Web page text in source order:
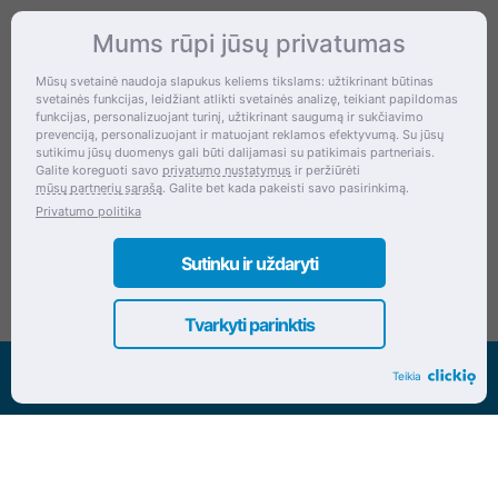
Kontaktai
Šventupės g. 28, Kaunas, Lietuva
+370 (672) 27 650
info@dokrinesa.lt
MB PETHOMEPEOPLE
Įmonės kodas: 305695822
Visos teisės saugomos www.dokrinesa.lt
Mums rūpi jūsų privatumas
Mūsų svetainė naudoja slapukus keliems tikslams: užtikrinant būtinas
svetainės funkcijas, leidžiant atlikti svetainės analizę, teikiant papildomas
funkcijas, personalizuojant turinį, užtikrinant saugumą ir sukčiavimo
prevenciją, personalizuojant ir matuojant reklamos efektyvumą. Su jūsų
sutikimu jūsų duomenys gali būti dalijamasi su patikimais partneriais.
Galite koreguoti savo privatumo nustatymus ir peržiūrėti
mūsų partnerių sąrašą. Galite bet kada pakeisti savo pasirinkimą.
Privatumo politika
Tvarkyti parinktis
Sutinku ir uždaryti
Teikia